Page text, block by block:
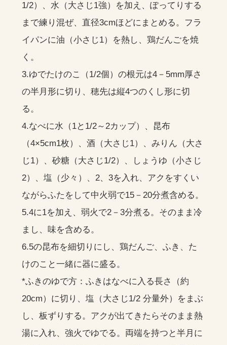
1/2）、水（大さじ1強）を加え、ぽってりする
まで練り混ぜ、直径3cmほどにまとめる。フラ
イパンに油（小さじ1）を熱し、鶏だんごを焼
く。
3.ゆでたけのこ（1/2個）の根元は4－5mm厚さ
の半月形に切り、穂先は縦4つのくし形に切
る。
4.なべに水（1と1/2～2カップ）、昆布
（4×5cm1枚）、酒（大さじ1）、みりん（大さ
じ1）、砂糖（大さじ1/2）、しょうゆ（小さじ
2）、塩（少々）、2、3を入れ、アクをすくい
ながらふたをして中火弱で15－20分煮含める。
5.4に1を加え、弱火で2－3分煮る。そのまま冷
まし、味を含める。
6.5の昆布を細切りにし、鶏だんご、ふき、た
けのこと一緒に器に盛る。
*ふきのゆで方：ふきはなべに入る長さ（約
20cm）に切り、塩（大さじ1/2 分量外）をまぶ
し、板ずりする。アクが出てきたらそのまま熱
湯に入れ、強火でゆでる。両端を持つと半月に